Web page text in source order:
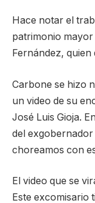
Hace notar el
patrimonio
Fernández, quien
Carbone se hizo
un video de su
José Luis Gioja.
del exgobernador
choreamos con
El video que se
Este excomisario